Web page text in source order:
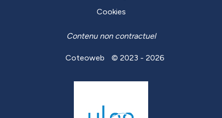
Cookies
Contenu non contractuel
Coteoweb © 2023 - 2026